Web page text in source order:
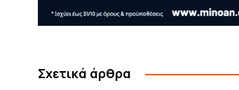
Σχετικά άρθρα